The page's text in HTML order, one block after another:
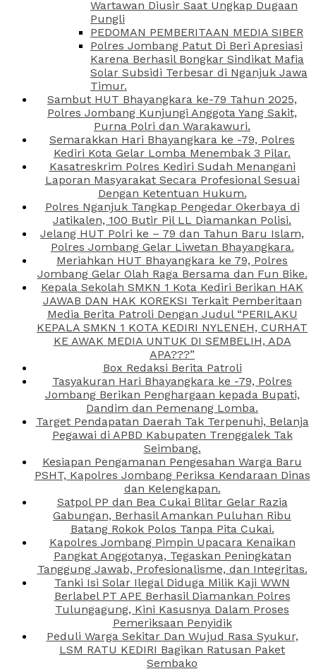
Wartawan Diusir Saat Ungkap Dugaan
Pungli
PEDOMAN PEMBERITAAN MEDIA SIBER
Polres Jombang Patut Di Beri Apresiasi
Karena Berhasil Bongkar Sindikat Mafia
Solar Subsidi Terbesar di Nganjuk Jawa
Timur.
Sambut HUT Bhayangkara ke-79 Tahun 2025,
Polres Jombang Kunjungi Anggota Yang Sakit,
Purna Polri dan Warakawuri.
Semarakkan Hari Bhayangkara ke -79, Polres
Kediri Kota Gelar Lomba Menembak 3 Pilar.
Kasatreskrim Polres Kediri Sudah Menangani
Laporan Masyarakat Secara Profesional Sesuai
Dengan Ketentuan Hukum.
Polres Nganjuk Tangkap Pengedar Okerbaya di
Jatikalen, 100 Butir Pil LL Diamankan Polisi.
Jelang HUT Polri ke – 79 dan Tahun Baru Islam,
Polres Jombang Gelar Liwetan Bhayangkara.
Meriahkan HUT Bhayangkara ke 79, Polres
Jombang Gelar Olah Raga Bersama dan Fun Bike.
Kepala Sekolah SMKN 1 Kota Kediri Berikan HAK
JAWAB DAN HAK KOREKSI Terkait Pemberitaan
Media Berita Patroli Dengan Judul “PERILAKU
KEPALA SMKN 1 KOTA KEDIRI NYLENEH, CURHAT
KE AWAK MEDIA UNTUK DI SEMBELIH, ADA
APA???”
Box Redaksi Berita Patroli
Tasyakuran Hari Bhayangkara ke -79, Polres
Jombang Berikan Penghargaan kepada Bupati,
Dandim dan Pemenang Lomba.
Target Pendapatan Daerah Tak Terpenuhi, Belanja
Pegawai di APBD Kabupaten Trenggalek Tak
Seimbang.
Kesiapan Pengamanan Pengesahan Warga Baru
PSHT, Kapolres Jombang Periksa Kendaraan Dinas
dan Kelengkapan.
Satpol PP dan Bea Cukai Blitar Gelar Razia
Gabungan, Berhasil Amankan Puluhan Ribu
Batang Rokok Polos Tanpa Pita Cukai.
Kapolres Jombang Pimpin Upacara Kenaikan
Pangkat Anggotanya, Tegaskan Peningkatan
Tanggung Jawab, Profesionalisme, dan Integritas.
Tanki Isi Solar Ilegal Diduga Milik Kaji WWN
Berlabel PT APE Berhasil Diamankan Polres
Tulungagung, Kini Kasusnya Dalam Proses
Pemeriksaan Penyidik
Peduli Warga Sekitar Dan Wujud Rasa Syukur,
LSM RATU KEDIRI Bagikan Ratusan Paket
Sembako